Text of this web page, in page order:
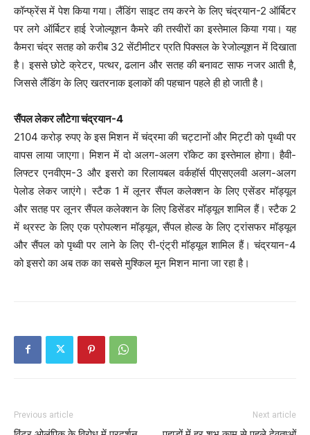
कॉन्फ्रेंस में पेश किया गया। लैंडिंग साइट तय करने के लिए चंद्रयान-2 ऑर्बिटर
पर लगे ऑर्बिटर हाई रेजोल्यूशन कैमरे की तस्वीरों का इस्तेमाल किया गया। यह
कैमरा चंद्र सतह को करीब 32 सेंटीमीटर प्रति पिक्सल के रेजोल्यूशन में दिखाता
है। इससे छोटे क्रेटर, पत्थर, ढलान और सतह की बनावट साफ नजर आती है,
जिससे लैंडिंग के लिए खतरनाक इलाकों की पहचान पहले ही हो जाती है।
सैंपल लेकर लौटेगा चंद्रयान-4
2104 करोड़ रुपए के इस मिशन में चंद्रमा की चट्टानों और मिट्टी को पृथ्वी पर
वापस लाया जाएगा। मिशन में दो अलग-अलग रॉकेट का इस्तेमाल होगा। हैवी-
लिफ्टर एनवीएम-3 और इसरो का रिलायबल वर्कहॉर्स पीएसएलवी अलग-अलग
पेलोड लेकर जाएंगे। स्टैक 1 में लूनर सैंपल कलेक्शन के लिए एसेंडर मॉड्यूल
और सतह पर लूनर सैंपल कलेक्शन के लिए डिसेंडर मॉड्यूल शामिल हैं। स्टैक 2
में थ्रस्ट के लिए एक प्रोपल्शन मॉड्यूल, सैंपल होल्ड के लिए ट्रांसफर मॉड्यूल
और सैंपल को पृथ्वी पर लाने के लिए री-एंट्री मॉड्यूल शामिल हैं। चंद्रयान-4
को इसरो का अब तक का सबसे मुश्किल मून मिशन माना जा रहा है।
Previous article Next article